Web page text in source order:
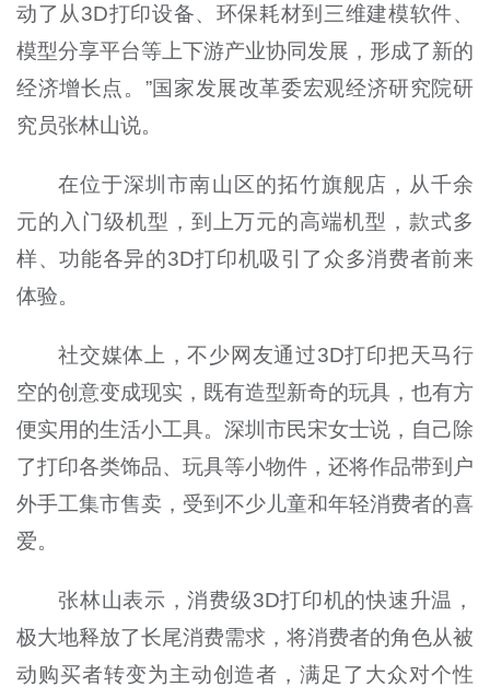
动了从3D打印设备、环保耗材到三维建模软件、
模型分享平台等上下游产业协同发展，形成了新的
经济增长点。”国家发展改革委宏观经济研究院研
究员张林山说。
在位于深圳市南山区的拓竹旗舰店，从千余
元的入门级机型，到上万元的高端机型，款式多
样、功能各异的3D打印机吸引了众多消费者前来
体验。
社交媒体上，不少网友通过3D打印把天马行
空的创意变成现实，既有造型新奇的玩具，也有方
便实用的生活小工具。深圳市民宋女士说，自己除
了打印各类饰品、玩具等小物件，还将作品带到户
外手工集市售卖，受到不少儿童和年轻消费者的喜
爱。
张林山表示，消费级3D打印机的快速升温，
极大地释放了长尾消费需求，将消费者的角色从被
动购买者转变为主动创造者，满足了大众对个性